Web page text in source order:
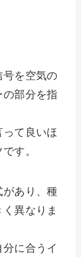
号を空気の
部分を指
て良いほ
す。
があり、種
異なりま
に合うイ